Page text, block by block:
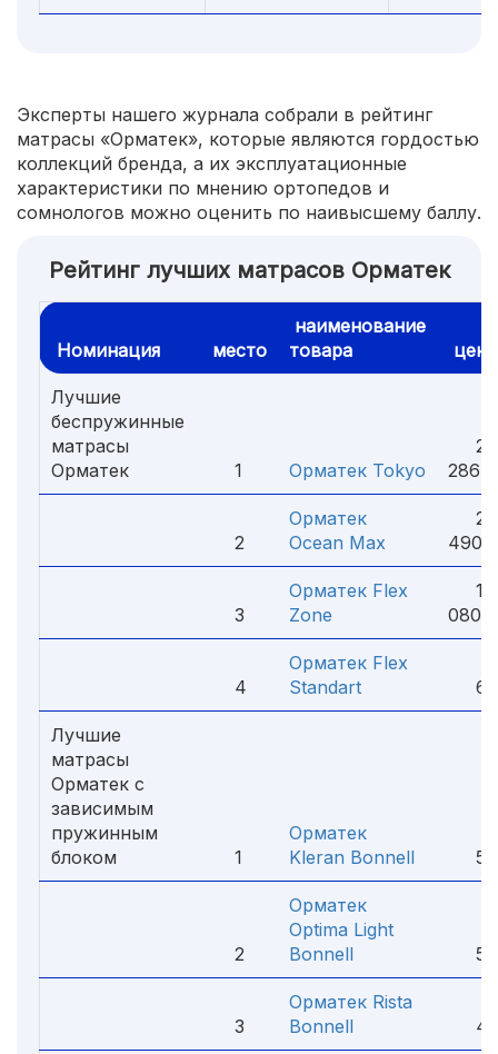
Эксперты нашего журнала собрали в рейтинг
матрасы «Орматек», которые являются гордостью
коллекций бренда, а их эксплуатационные
характеристики по мнению ортопедов и
сомнологов можно оценить по наивысшему баллу.
Рейтинг лучших матрасов Орматек
Номинация место
наименование
товара
цена
Лучшие
беспружинные
матрасы
Орматек
1 Орматек Tokyo
29
286 ₽
2
Орматек
Ocean Max
28
490
3
Орматек Flex
Zone
10
080 ₽
4
Орматек Flex
Standart
6
Лучшие
матрасы
Орматек с
зависимым
пружинным
блоком
1
Орматек
Kleran Bonnell
5
2
Орматек
Optima Light
Bonnell
5
3
Орматек Rista
Bonnell
4